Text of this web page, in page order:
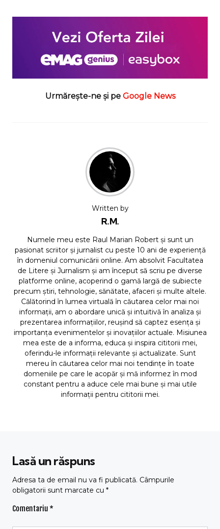
Urmărește-ne și pe Google News
Written by
R.M.
Numele meu este Raul Marian Robert și sunt un
pasionat scriitor și jurnalist cu peste 10 ani de experiență
în domeniul comunicării online. Am absolvit Facultatea
de Litere și Jurnalism și am început să scriu pe diverse
platforme online, acoperind o gamă largă de subiecte
precum știri, tehnologie, sănătate, afaceri și multe altele.
Călătorind în lumea virtuală în căutarea celor mai noi
informații, am o abordare unică și intuitivă în analiza și
prezentarea informațiilor, reușind să captez esența și
importanța evenimentelor și inovațiilor actuale. Misiunea
mea este de a informa, educa și inspira cititorii mei,
oferindu-le informații relevante și actualizate. Sunt
mereu în căutarea celor mai noi tendințe în toate
domeniile pe care le acopăr și mă informez în mod
constant pentru a aduce cele mai bune și mai utile
informații pentru cititorii mei.
Lasă un răspuns
Adresa ta de email nu va fi publicată. Câmpurile
obligatorii sunt marcate cu *
Comentariu *